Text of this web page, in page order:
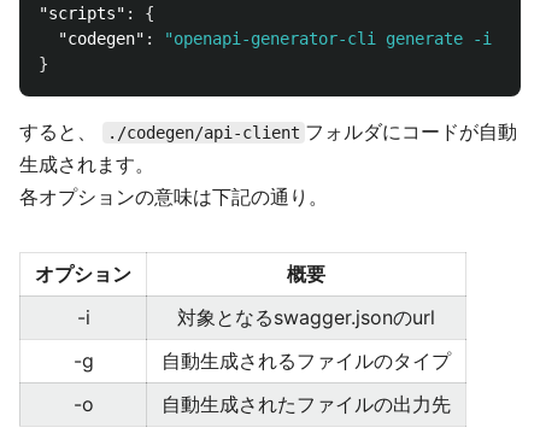
"scripts" :
{
"codegen" :
"openapi-generator-cli generate -i
}
すると、 ./codegen/api-client フォルダにコードが自動
生成されます。
各オプションの意味は下記の通り。
オプション
概要
-i
対象となるswagger.jsonのurl
-g
自動生成されるファイルのタイプ
-o
自動生成されたファイルの出力先